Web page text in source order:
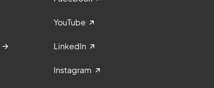
YouTube
LinkedIn
Instagram